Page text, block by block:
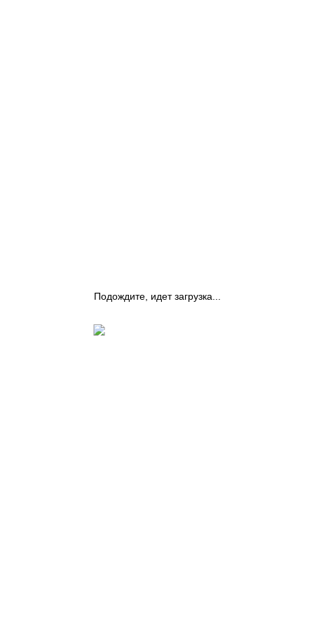
Подождите, идет загрузка...